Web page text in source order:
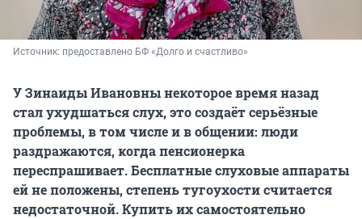
Источник: предоставлено БФ «Долго и счастливо»
У Зинаиды Ивановны некоторое время назад
стал ухудшаться слух, это создаёт серьёзные
проблемы, в том числе и в общении: люди
раздражаются, когда пенсионерка
переспрашивает. Бесплатные слуховые аппараты
ей не положены, степень тугоухости считается
недостаточной. Купить их самостоятельно